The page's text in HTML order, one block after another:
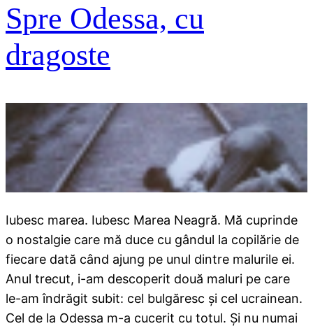
Spre Odessa, cu
dragoste
Iubesc marea. Iubesc Marea Neagră. Mă cuprinde
o nostalgie care mă duce cu gândul la copilărie de
fiecare dată când ajung pe unul dintre malurile ei.
Anul trecut, i-am descoperit două maluri pe care
le-am îndrăgit subit: cel bulgăresc și cel ucrainean.
Cel de la Odessa m-a cucerit cu totul. Și nu numai